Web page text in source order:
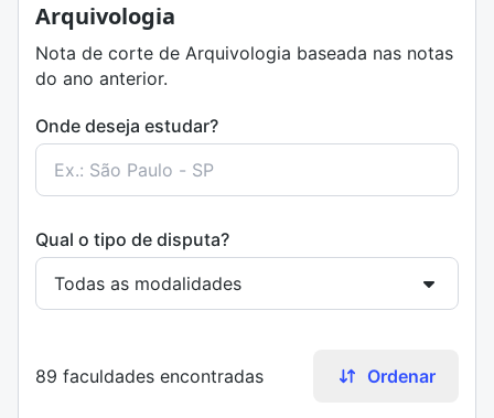
Arquivologia
Nota de corte de Arquivologia baseada nas notas
do ano anterior.
Onde deseja estudar?
Qual o tipo de disputa?
89 faculdades encontradas Ordenar